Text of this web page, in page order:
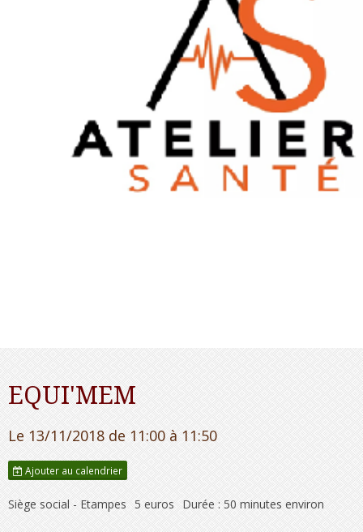
EQUI'MEM
Le 13/11/2018 de 11:00 à 11:50
Ajouter au calendrier
Siège social - Etampes 5 euros Durée : 50 minutes environ